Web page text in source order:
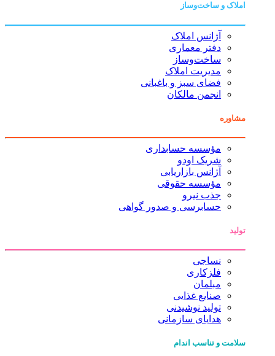
املاک و ساخت‌وساز
آژانس املاک
دفتر معماری
ساخت‌وساز
مدیریت املاک
فضای سبز و باغبانی
انجمن مالکان
مشاوره
مؤسسه حسابداری
شریک اودو
آژانس بازاریابی
مؤسسه حقوقی
جذب نیرو
حسابرسی و صدور گواهی
تولید
نساجی
فلزکاری
مبلمان
صنایع غذایی
تولید نوشیدنی
هدایای سازمانی
سلامت و تناسب اندام